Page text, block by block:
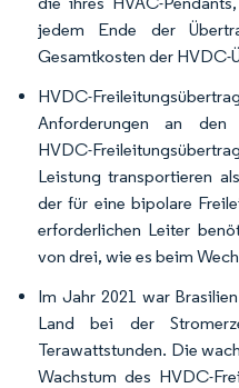
jedem Ende der
Gesamtkosten der HVDC-
HVDC-
Anforderungen an den
HVDC-
Leistung transportieren
der für eine bipolare
erforderlichen Leiter
von drei, wie es beim
Im Jahr 2021 war
Land bei der
Terawattstunden. Die
Wachstum des HVDC-